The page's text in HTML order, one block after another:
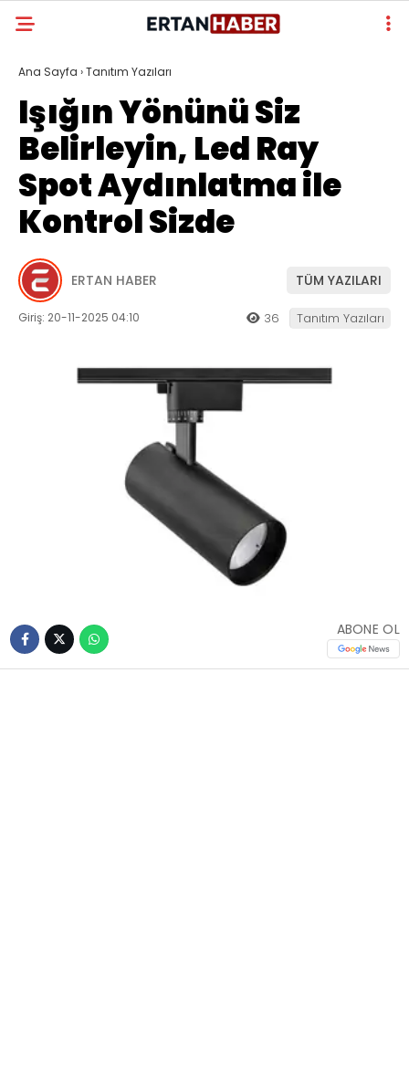
Ana Sayfa ›Tanıtım Yazıları
Işığın Yönünü Siz
Belirleyin, Led Ray
Spot Aydınlatma ile
Kontrol Sizde
ERTAN HABER TÜM YAZILARI
Giriş: 20-11-2025 04:10 36 Tanıtım Yazıları
ABONE OL